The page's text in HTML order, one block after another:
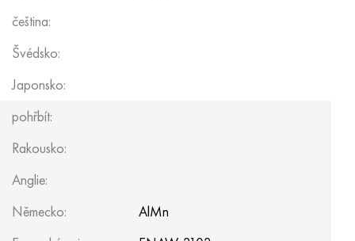
čeština:
Švédsko:
Japonsko:
pohřbít:
Rakousko:
Anglie:
Německo:
AlMn